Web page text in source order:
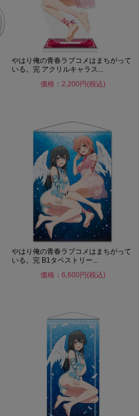
やはり俺の青春ラブコメはまちがって
いる。完 アクリルキャラス...
価格：2,200円(税込)
やはり俺の青春ラブコメはまちがって
いる。完 B1タペストリー...
価格：6,600円(税込)